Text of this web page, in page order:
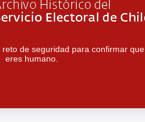
reto de seguridad para confirmar que
eres humano.